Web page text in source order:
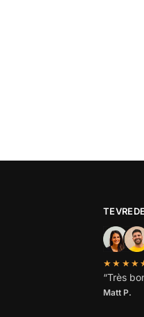
“Très
Matt P.